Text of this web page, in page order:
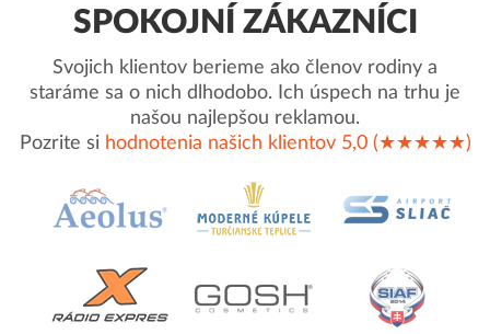
SPOKOJNÍ ZÁKAZNÍCI
Svojich klientov berieme ako členov rodiny a
staráme sa o nich dlhodobo. Ich úspech na trhu je
našou najlepšou reklamou.
Pozrite si hodnotenia našich klientov 5,0 (★★★★★)